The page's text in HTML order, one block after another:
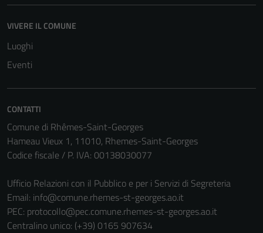
VIVERE IL COMUNE
Luoghi
Eventi
CONTATTI
Comune di Rhêmes-Saint-Georges
Hameau Vieux 1, 11010, Rhemes-Saint-Georges
Codice fiscale / P. IVA: 00138030077
Ufficio Relazioni con il Pubblico e per i Servizi di Segreteria
Email: info@comune.rhemes-st-georges.ao.it
PEC: protocollo@pec.comune.rhemes-st-georges.ao.it
Centralino unico: (+39) 0165 907634
Tecnici
sono necessari
funzionamento
del sito e non